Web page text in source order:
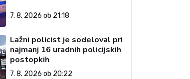
7. 8. 2026 ob 21:18
Lažni policist je sodeloval pri
najmanj 16 uradnih policijskih
postopkih
7. 8. 2026 ob 20:22